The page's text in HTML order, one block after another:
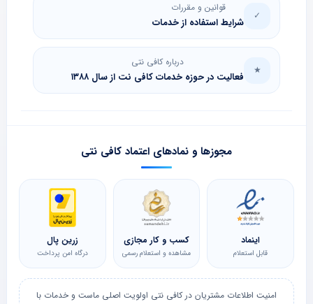
✓
قوانین و مقررات
شرایط استفاده از خدمات
★
درباره کافی نتی
فعالیت در حوزه خدمات کافی نت از سال ۱۳۸۸
مجوزها و نمادهای اعتماد کافی نتی
اینماد
قابل استعلام
کسب و کار مجازی
مشاهده و استعلام رسمی
زرین پال
درگاه امن پرداخت
امنیت اطلاعات مشتریان در کافی نتی اولویت اصلی ماست و خدمات با